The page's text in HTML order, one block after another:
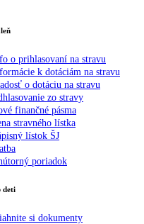
o prihlasovaní na stravu
k dotáciám na stravu
o dotáciu na stravu
zo stravy
finančné pásma
stravného lístka
lístok ŠJ
poriadok
deti
si dokumenty